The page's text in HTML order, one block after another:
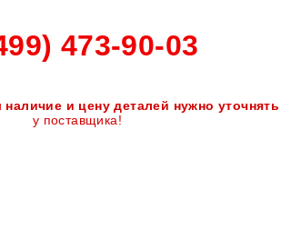
473-90-03
наличие и цену деталей нужно уточнять
у поставщика!